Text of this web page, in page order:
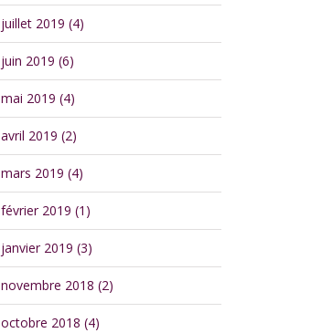
juillet 2019 (4)
juin 2019 (6)
mai 2019 (4)
avril 2019 (2)
mars 2019 (4)
février 2019 (1)
janvier 2019 (3)
novembre 2018 (2)
octobre 2018 (4)